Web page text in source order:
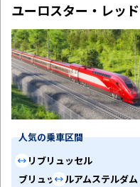
ユーロスター・レッ
人気の乗車区間
パリ ブリュッセル
ブリュッセルアムステルダム